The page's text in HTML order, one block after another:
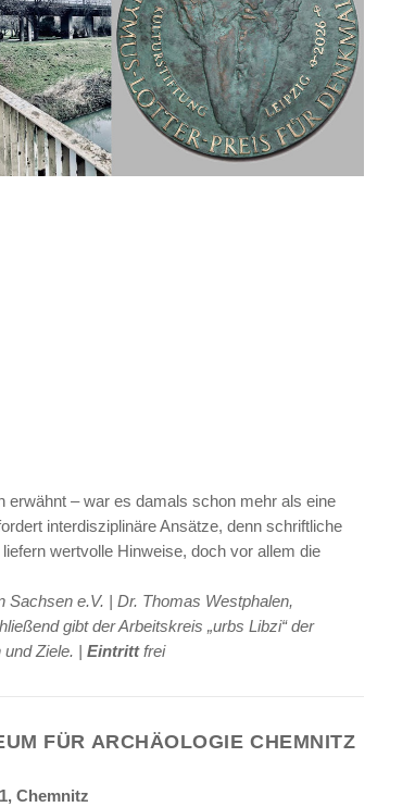
erwähnt – war es damals schon mehr als eine
interdisziplinäre Ansätze, denn schriftliche
wertvolle Hinweise, doch vor allem die
e.V. | Dr. Thomas Westphalen,
gibt der Arbeitskreis „urbs Libzi“ der
Ziele. | Eintrittfrei
FÜR ARCHÄOLOGIE CHEMNITZ
Chemnitz